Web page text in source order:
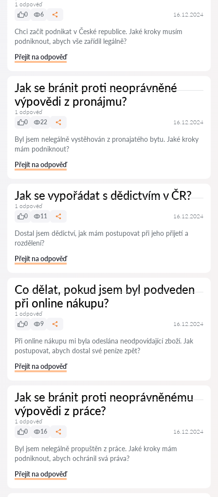
1 odpověď
0
6 16.12.2024
Chci začít podnikat v České republice. Jaké kroky musím
podniknout, abych vše zařídil legálně?
Přejít na odpověď
Jak se bránit proti neoprávněné
výpovědi z pronájmu?
1 odpověď
0
22 16.12.2024
Byl jsem nelegálně vystěhován z pronajatého bytu. Jaké kroky
mám podniknout?
Přejít na odpověď
Jak se vypořádat s dědictvím v ČR?
1 odpověď
0
11 16.12.2024
Dostal jsem dědictví, jak mám postupovat při jeho přijetí a
rozdělení?
Přejít na odpověď
Co dělat, pokud jsem byl podveden
při online nákupu?
1 odpověď
0
9 16.12.2024
Při online nákupu mi byla odeslána neodpovídající zboží. Jak
postupovat, abych dostal své peníze zpět?
Přejít na odpověď
Jak se bránit proti neoprávněnému
výpovědi z práce?
1 odpověď
0
16 16.12.2024
Byl jsem nelegálně propuštěn z práce. Jaké kroky mám
podniknout, abych ochránil svá práva?
Přejít na odpověď